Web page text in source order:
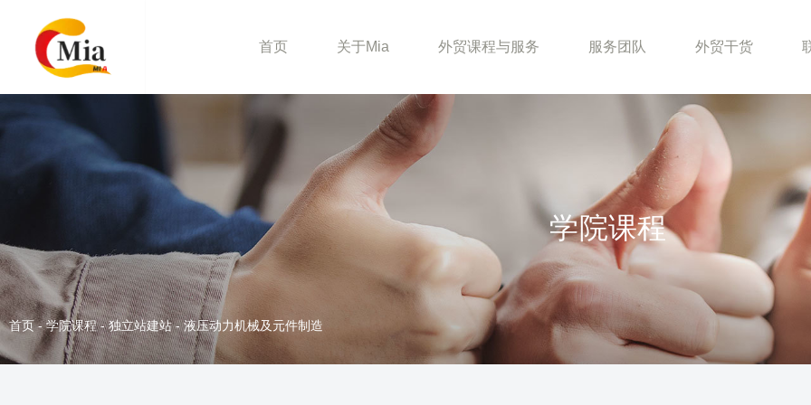
首页 关于Mia 外贸课程与服务 服务团队 外贸干货
学院课程
首页-学院课程 -独立站建站 -液压动力机械及元件制造